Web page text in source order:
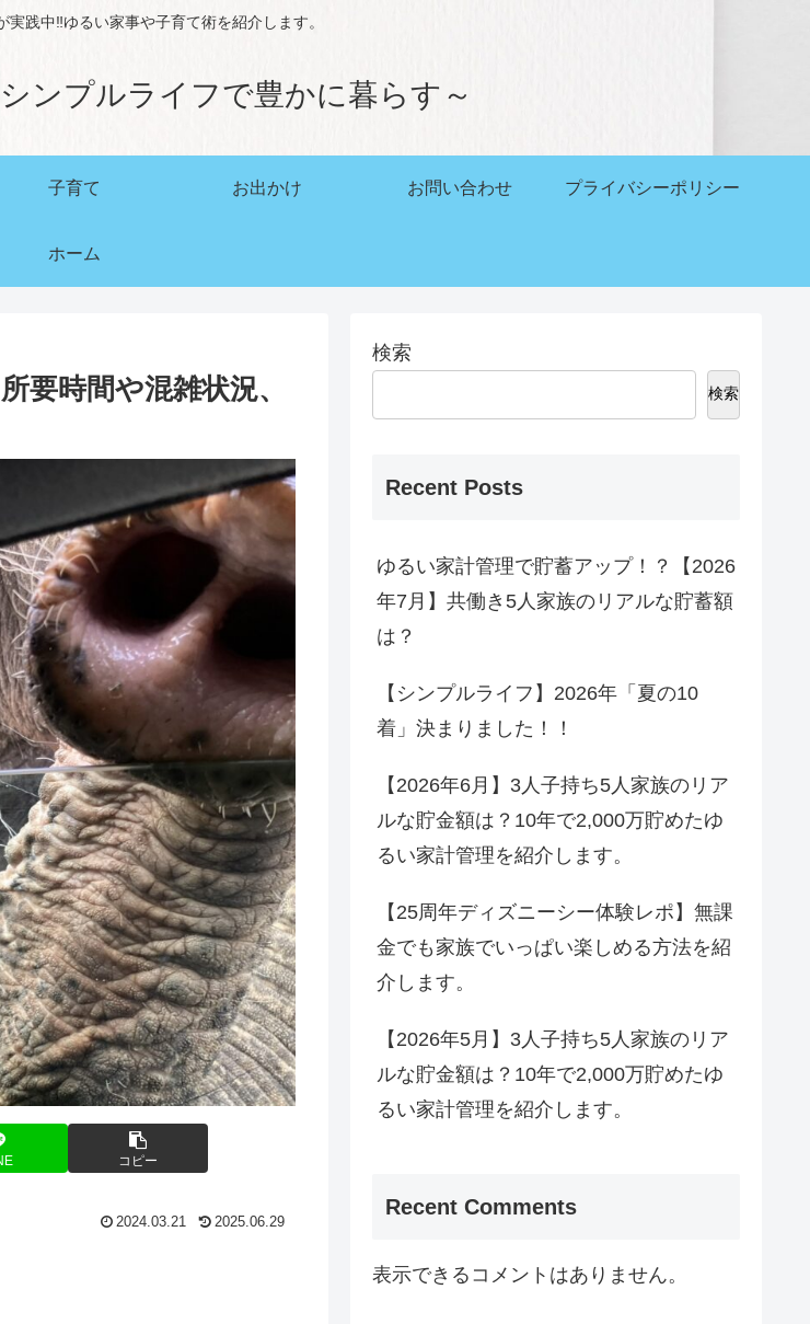
実践中‼ゆるい家事や子育て術を紹介します。
ンプルライフで豊かに暮らす～
子育て お出かけ お問い合わせ プライバシーポリシー
ホーム
要時間や混雑状況、
コピー
2024.03.21 2025.06.29
検索
検索
Recent Posts
ゆるい家計管理で貯蓄アップ！？【2026
年7月】共働き5人家族のリアルな貯蓄額
は？
【シンプルライフ】2026年「夏の10
着」決まりました！！
【2026年6月】3人子持ち5人家族のリア
ルな貯金額は？10年で2,000万貯めたゆ
るい家計管理を紹介します。
【25周年ディズニーシー体験レポ】無課
金でも家族でいっぱい楽しめる方法を紹
介します。
【2026年5月】3人子持ち5人家族のリア
ルな貯金額は？10年で2,000万貯めたゆ
るい家計管理を紹介します。
Recent Comments
表示できるコメントはありません。